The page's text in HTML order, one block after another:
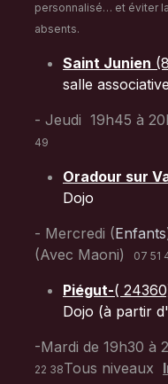
personnalisé… et éviter
absents.
Saint Junien
salle
- Jeudi 19h45 à
49
Oradour sur
​Dojo
- Mercredi (Enfants
(Avec Maoni)
07 51
Piégut-(
Dojo (à partir
-Mardi de 19h30 à
22 38Tous niveaux